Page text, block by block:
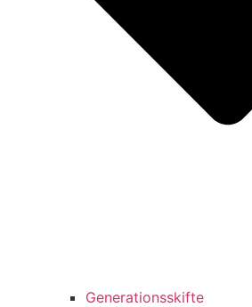
Generationsskifte